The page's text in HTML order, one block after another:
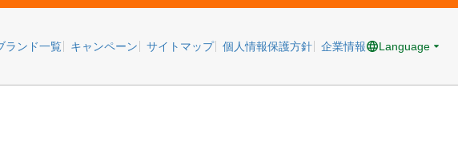
ランド一覧 キャンペーン サイトマップ 個人情報保護方針 企業情報 Language